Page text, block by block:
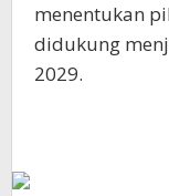
menentukan
didukung
2029.